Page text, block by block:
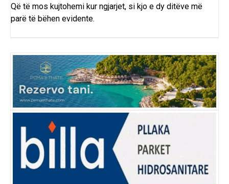
Që të mos kujtohemi kur ngjarjet, si kjo e dy ditëve më
parë të bëhen evidente.